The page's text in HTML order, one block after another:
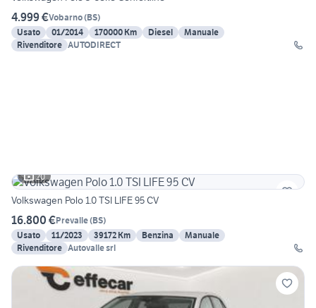
4.999 €Vobarno(BS)
Usato
01/2014 170000 Km Diesel
Manuale
Rivenditore AUTODIRECT
20
Volkswagen Polo 1.0 TSI LIFE 95 CV
16.800 €Prevalle(BS)
Usato
11/2023 39172 Km Benzina
Manuale
Rivenditore Autovalle srl